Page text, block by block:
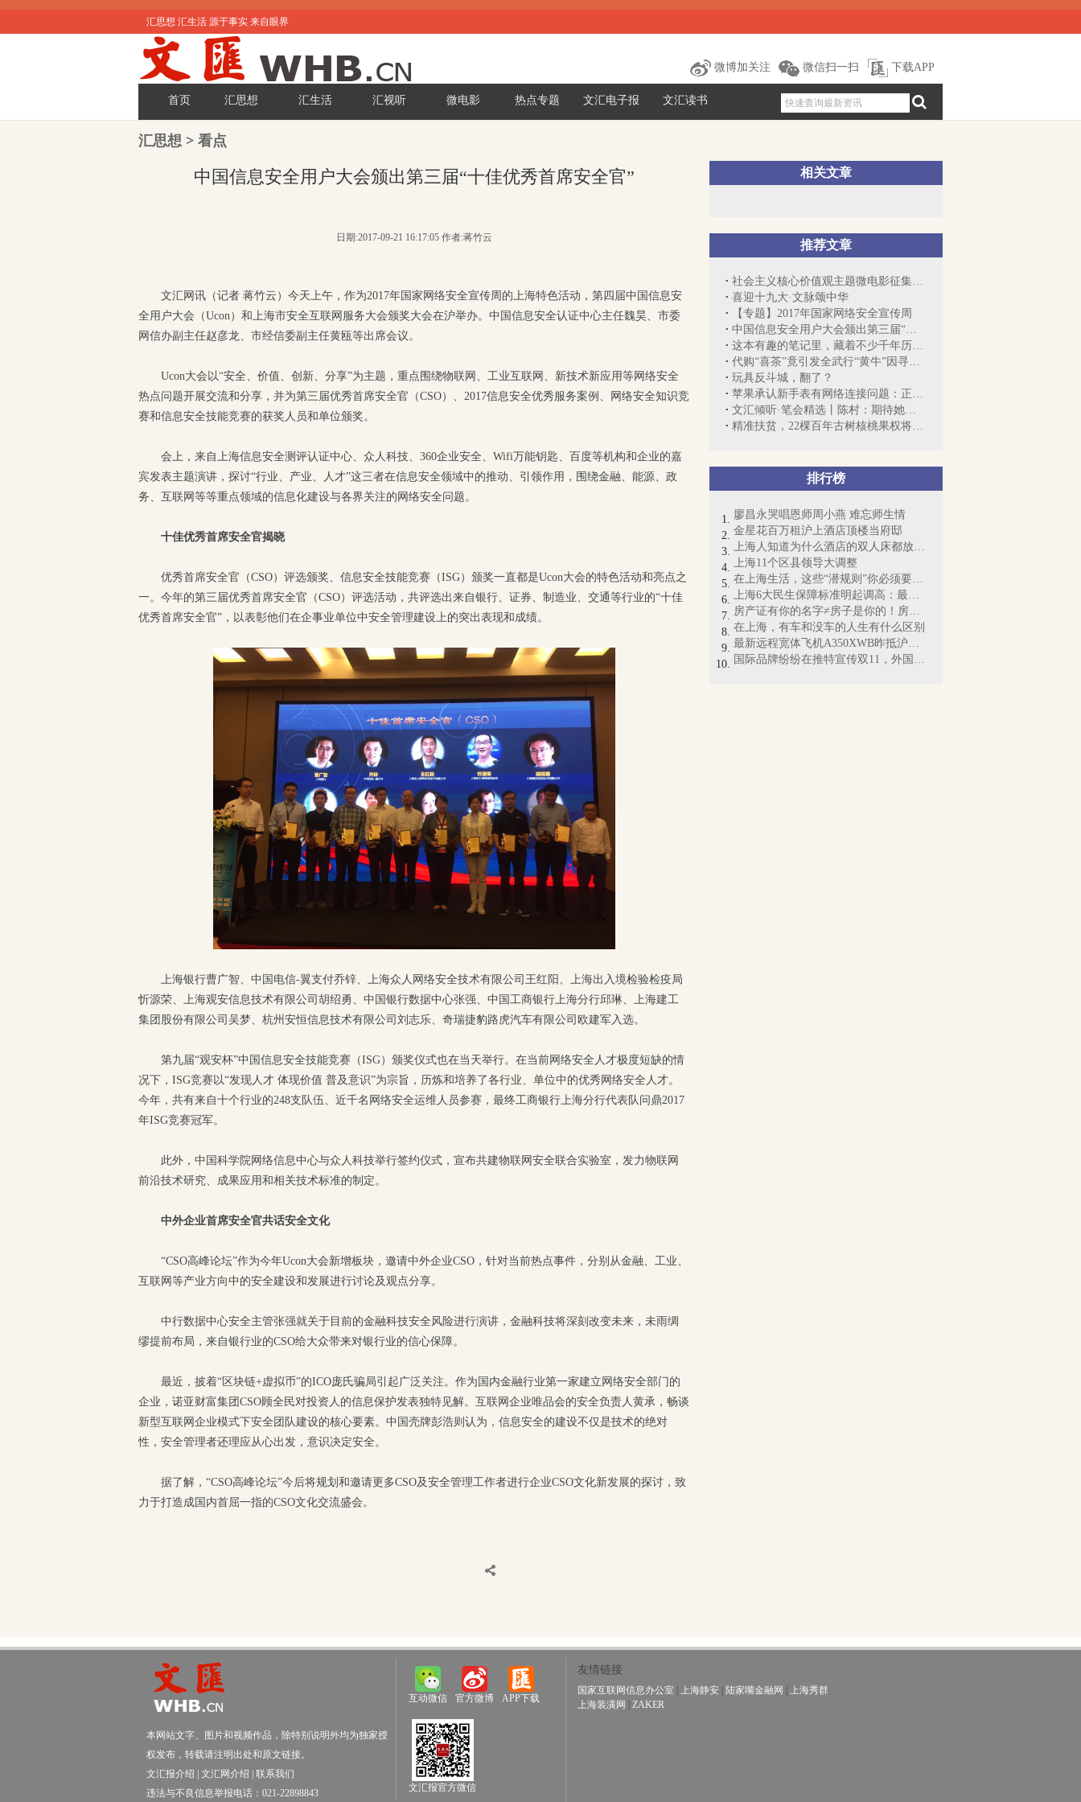
汇思想 汇生活 源于事实 来自眼界
微博加关注 微信扫一扫 下载APP
首页 汇思想 汇生活 汇视听 微电影 热点专题 文汇电子报 文汇读书
汇思想 > 看点
相关文章
推荐文章
社会主义核心价值观主题微电影征集展示活动
喜迎十九大·文脉颂中华
【专题】2017年国家网络安全宣传周
中国信息安全用户大会颁出第三届“十佳优...
这本有趣的笔记里，藏着不少千年历史的小...
代购“喜茶”竟引发全武行“黄牛”因寻衅...
玩具反斗城，翻了？
苹果承认新手表有网络连接问题：正调查，...
文汇倾听·笔会精选丨陈村：期待她们一直...
精准扶贫，22棵百年古树核桃果权将拍卖
排行榜
廖昌永哭唱恩师周小燕 难忘师生情
金星花百万租沪上酒店顶楼当府邸
上海人知道为什么酒店的双人床都放4个枕...
上海11个区县领导大调整
在上海生活，这些“潜规则”你必须要懂！
上海6大民生保障标准明起调高：最低工资...
房产证有你的名字≠房子是你的！房产证即...
在上海，有车和没车的人生有什么区别
最新远程宽体飞机A350XWB昨抵沪：“侬好...
国际品牌纷纷在推特宣传双11，外国网友懵...
中国信息安全用户大会颁出第三届“十佳优秀首席安全官”
日期:2017-09-21 16:17:05 作者:蒋竹云
文汇网讯（记者 蒋竹云）今天上午，作为2017年国家网络安全宣传周的上海特色活动，第四届中国信息安
全用户大会（Ucon）和上海市安全互联网服务大会颁奖大会在沪举办。中国信息安全认证中心主任魏昊、市委
网信办副主任赵彦龙、市经信委副主任黄瓯等出席会议。
Ucon大会以“安全、价值、创新、分享”为主题，重点围绕物联网、工业互联网、新技术新应用等网络安全
热点问题开展交流和分享，并为第三届优秀首席安全官（CSO）、2017信息安全优秀服务案例、网络安全知识竞
赛和信息安全技能竞赛的获奖人员和单位颁奖。
会上，来自上海信息安全测评认证中心、众人科技、360企业安全、Wifi万能钥匙、百度等机构和企业的嘉
宾发表主题演讲，探讨“行业、产业、人才”这三者在信息安全领域中的推动、引领作用，围绕金融、能源、政
务、互联网等等重点领域的信息化建设与各界关注的网络安全问题。
十佳优秀首席安全官揭晓
优秀首席安全官（CSO）评选颁奖、信息安全技能竞赛（ISG）颁奖一直都是Ucon大会的特色活动和亮点之
一。今年的第三届优秀首席安全官（CSO）评选活动，共评选出来自银行、证券、制造业、交通等行业的“十佳
优秀首席安全官”，以表彰他们在企事业单位中安全管理建设上的突出表现和成绩。
上海银行曹广智、中国电信-翼支付乔锌、上海众人网络安全技术有限公司王红阳、上海出入境检验检疫局
忻源荣、上海观安信息技术有限公司胡绍勇、中国银行数据中心张强、中国工商银行上海分行邱琳、上海建工
集团股份有限公司吴梦、杭州安恒信息技术有限公司刘志乐、奇瑞捷豹路虎汽车有限公司欧建军入选。
第九届“观安杯”中国信息安全技能竞赛（ISG）颁奖仪式也在当天举行。在当前网络安全人才极度短缺的情
况下，ISG竞赛以“发现人才 体现价值 普及意识”为宗旨，历炼和培养了各行业、单位中的优秀网络安全人才。
今年，共有来自十个行业的248支队伍、近千名网络安全运维人员参赛，最终工商银行上海分行代表队问鼎2017
年ISG竞赛冠军。
此外，中国科学院网络信息中心与众人科技举行签约仪式，宣布共建物联网安全联合实验室，发力物联网
前沿技术研究、成果应用和相关技术标准的制定。
中外企业首席安全官共话安全文化
“CSO高峰论坛”作为今年Ucon大会新增板块，邀请中外企业CSO，针对当前热点事件，分别从金融、工业、
互联网等产业方向中的安全建设和发展进行讨论及观点分享。
中行数据中心安全主管张强就关于目前的金融科技安全风险进行演讲，金融科技将深刻改变未来，未雨绸
缪提前布局，来自银行业的CSO给大众带来对银行业的信心保障。
最近，披着“区块链+虚拟币”的ICO庞氏骗局引起广泛关注。作为国内金融行业第一家建立网络安全部门的
企业，诺亚财富集团CSO顾全民对投资人的信息保护发表独特见解。互联网企业唯品会的安全负责人黄承，畅谈
新型互联网企业模式下安全团队建设的核心要素。中国壳牌彭浩则认为，信息安全的建设不仅是技术的绝对
性，安全管理者还理应从心出发，意识决定安全。
据了解，“CSO高峰论坛”今后将规划和邀请更多CSO及安全管理工作者进行企业CSO文化新发展的探讨，致
力于打造成国内首屈一指的CSO文化交流盛会。
本网站文字、图片和视频作品，除特别说明外均为独家授
权发布，转载请注明出处和原文链接。
文汇报介绍
文汇网介绍
联系我们
违法与不良信息举报电话：021-22898843
互动微信 官方微博 APP下载
文汇报官方微信
友情链接
国家互联网信息办公室 上海静安 陆家嘴金融网
上海秀群
上海装潢网
ZAKER